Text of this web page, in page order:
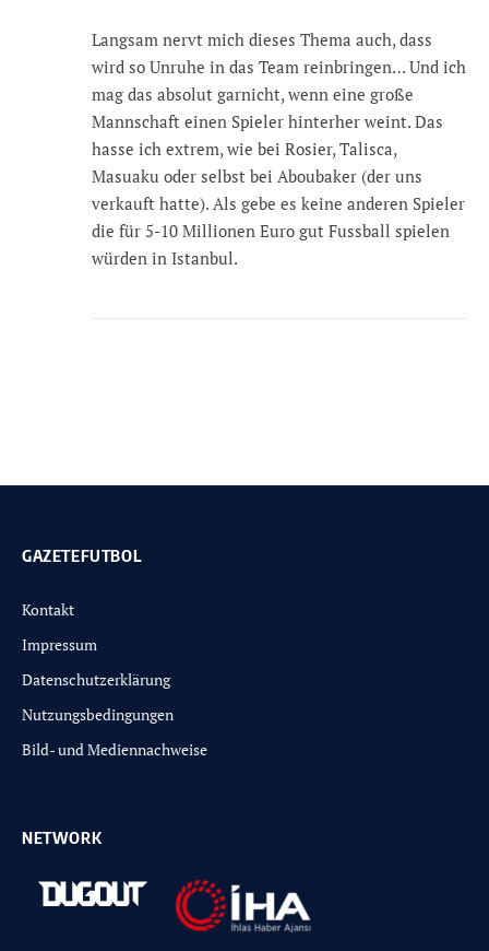
Langsam nervt mich dieses Thema auch, dass
wird so Unruhe in das Team reinbringen… Und ich
mag das absolut garnicht, wenn eine große
Mannschaft einen Spieler hinterher weint. Das
hasse ich extrem, wie bei Rosier, Talisca,
Masuaku oder selbst bei Aboubaker (der uns
verkauft hatte). Als gebe es keine anderen Spieler
die für 5-10 Millionen Euro gut Fussball spielen
würden in Istanbul.
GAZETEFUTBOL
Kontakt
Impressum
Datenschutzerklärung
Nutzungsbedingungen
Bild- und Mediennachweise
NETWORK